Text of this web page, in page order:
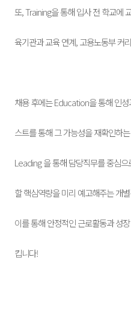
또, Training을 통해 입사 전 학교에
육기관과 교육 연계, 고용노동부 커
채용 후에는 Education을 통해 인
스트를 통해 그 가능성을 재확인하
Leading 을 통해 담당직무를 중심
할 핵심역량을 미리 예고해주는 개
이를 통해 안정적인 근로활동과 성
킵니다!